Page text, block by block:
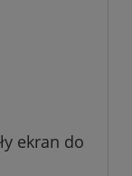
ekran do